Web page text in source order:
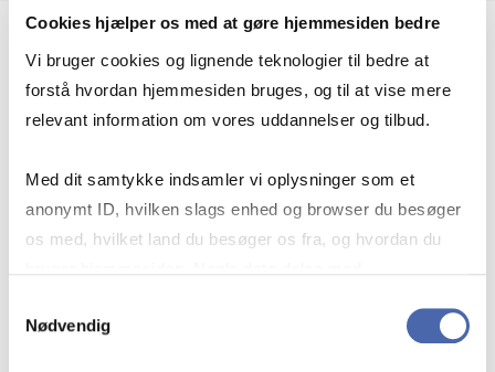
Cookies hjælper os med at gøre hjemmesiden bedre
Vi bruger cookies og lignende teknologier til bedre at
forstå hvordan hjemmesiden bruges, og til at vise mere
relevant information om vores uddannelser og tilbud.
Med dit samtykke indsamler vi oplysninger som et
anonymt ID, hvilken slags enhed og browser du besøger
os med, hvilket land du besøger os fra, og hvordan du
markedsføring. Du bestemmer selv - og kan altid trække
Nødvendig
HA(fil.) - erhvervs­økonomi og fi­lo­so­fi
virksomheder møder i vores komplekse verden.
effektivitet og…
Økonomi og matematik Kultur og samfund